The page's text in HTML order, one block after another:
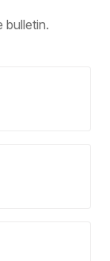
bulletin.